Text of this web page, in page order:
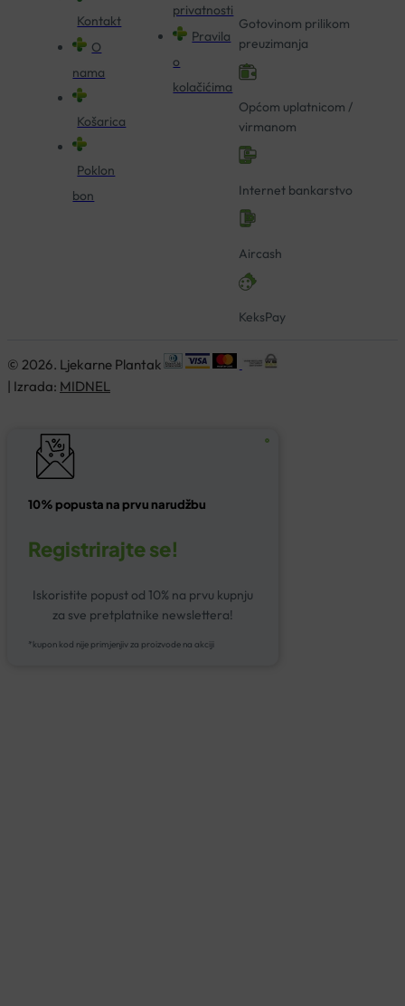
Kontakt
O
nama
Košarica
Poklon
bon
privatnosti
Pravila
o
kolačićima
Gotovinom prilikom
preuzimanja
Općom uplatnicom /
virmanom
Internet bankarstvo
Aircash
KeksPay
© 2026. Ljekarne Plantak
| Izrada: MIDNEL
10% popusta na prvu narudžbu
Registrirajte se!
Iskoristite popust od 10% na prvu kupnju
za sve pretplatnike newslettera!
*kupon kod nije primjenjiv za proizvode na akciji